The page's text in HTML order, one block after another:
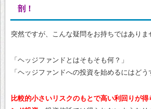
剖！
突然ですが、こんな疑問をお持ちではありま
「ヘッジファンドとはそもそも何？」
「ヘッジファンドへの投資を始めるにはどう
比較的小さいリスクのもとで高い利回りが